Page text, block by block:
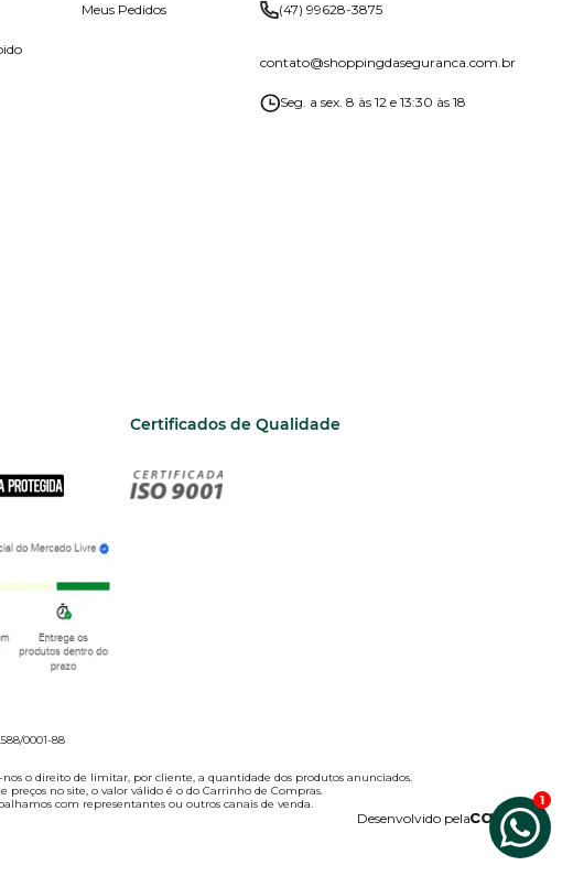
Meus Pedidos (47) 99628-3875
contato@shoppingdaseguranca.com.br
Seg. a sex. 8 às 12 e 13:30 às 18
Certificados de Qualidade
0001-88
nos o direito de limitar, por cliente, a quantidade dos produtos anunciados.
preços no site, o valor válido é o do Carrinho de Compras.
com representantes ou outros canais de venda.
Desenvolvido pela